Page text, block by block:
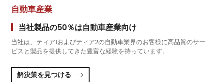
自動車産業
当社製品の50％は自動車産業向け
当社は、ティア1およびティア2の自動車業界のお客様に高品質のサー
ビスと製品を提供してきた豊富な経験を持っています。
解決策を見つける 